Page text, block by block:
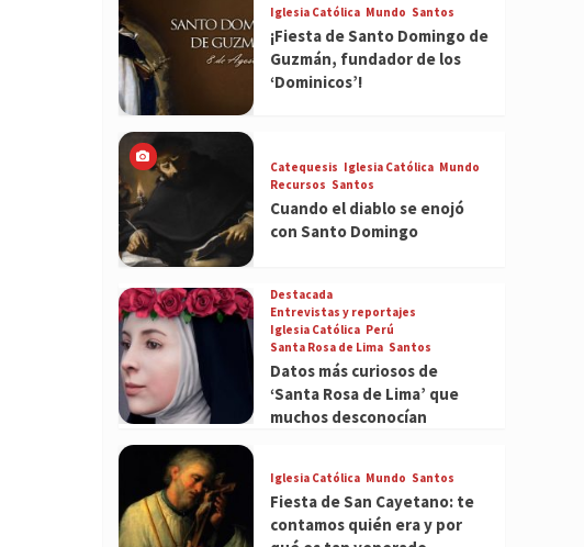
Iglesia Católica Mundo Santos
¡Fiesta de Santo Domingo de
Guzmán, fundador de los
‘Dominicos’!
Catequesis Iglesia Católica Mundo
Recursos Santos
Cuando el diablo se enojó
con Santo Domingo
Destacada
Entrevistas y reportajes
Iglesia Católica Perú
Santa Rosa de Lima Santos
Datos más curiosos de
‘Santa Rosa de Lima’ que
muchos desconocían
Iglesia Católica Mundo Santos
Fiesta de San Cayetano: te
contamos quién era y por